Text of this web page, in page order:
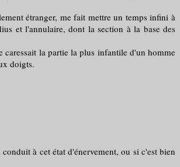
étranger, me fait mettre un temps infini à
et l'annulaire, dont la section à la base des
la partie la plus infantile d'un homme
doigts.
à cet état d'énervement, ou si c'est bien